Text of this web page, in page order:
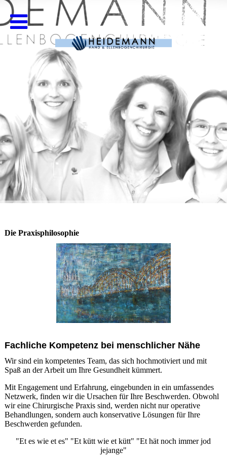
Die Praxisphilosophie
Fachliche Kompetenz bei menschlicher Nähe
Wir sind ein kompetentes Team, das sich hochmotiviert und mit
Spaß an der Arbeit um Ihre Gesundheit kümmert.
Mit Engagement und Erfahrung, eingebunden in ein umfassendes
Netzwerk, finden wir die Ursachen für Ihre Beschwerden. Obwohl
wir eine Chirurgische Praxis sind, werden nicht nur operative
Behandlungen, sondern auch konservative Lösungen für Ihre
Beschwerden gefunden.
"Et es wie et es" "Et kütt wie et kütt" "Et hät noch immer jod
jejange"